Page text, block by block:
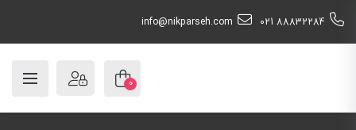
88832284 021
info@nikparseh.com
0